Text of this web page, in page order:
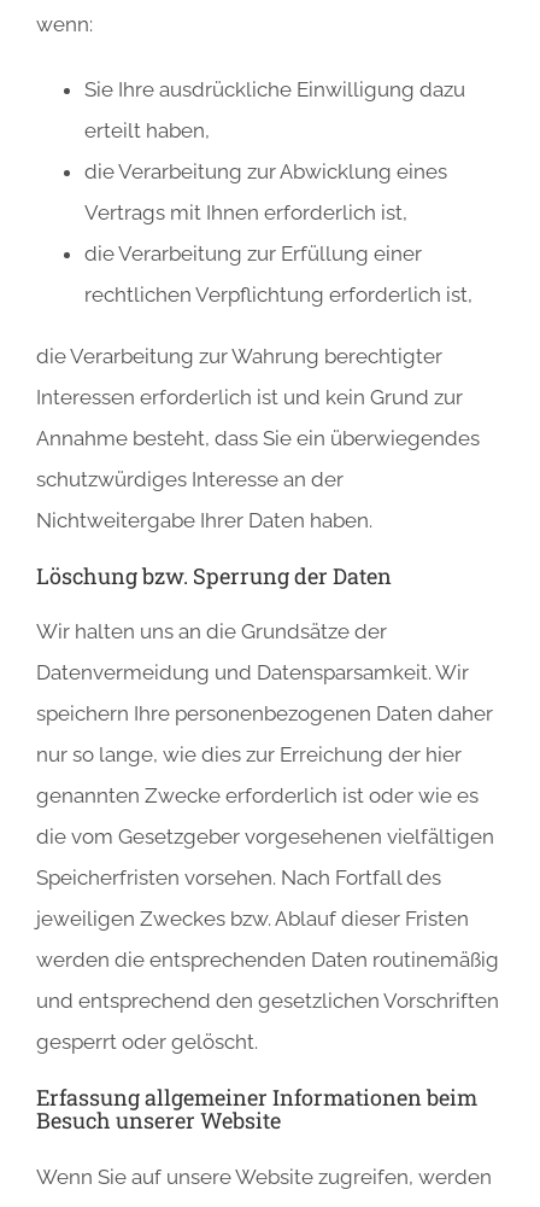
wenn:
Sie Ihre ausdrückliche Einwilligung dazu
erteilt haben,
die Verarbeitung zur Abwicklung eines
Vertrags mit Ihnen erforderlich ist,
die Verarbeitung zur Erfüllung einer
rechtlichen Verpflichtung erforderlich ist,
die Verarbeitung zur Wahrung berechtigter
Interessen erforderlich ist und kein Grund zur
Annahme besteht, dass Sie ein überwiegendes
schutzwürdiges Interesse an der
Nichtweitergabe Ihrer Daten haben.
Löschung bzw. Sperrung der Daten
Wir halten uns an die Grundsätze der
Datenvermeidung und Datensparsamkeit. Wir
speichern Ihre personenbezogenen Daten daher
nur so lange, wie dies zur Erreichung der hier
genannten Zwecke erforderlich ist oder wie es
die vom Gesetzgeber vorgesehenen vielfältigen
Speicherfristen vorsehen. Nach Fortfall des
jeweiligen Zweckes bzw. Ablauf dieser Fristen
werden die entsprechenden Daten routinemäßig
und entsprechend den gesetzlichen Vorschriften
gesperrt oder gelöscht.
Erfassung allgemeiner Informationen beim
Besuch unserer Website
Wenn Sie auf unsere Website zugreifen, werden